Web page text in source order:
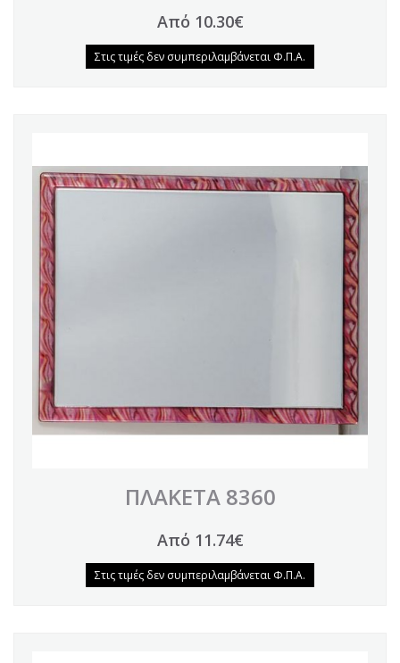
Από 10.30€
Στις τιμές δεν συμπεριλαμβάνεται Φ.Π.Α.
ΠΛΑΚΕΤΑ 8360
Από 11.74€
Στις τιμές δεν συμπεριλαμβάνεται Φ.Π.Α.